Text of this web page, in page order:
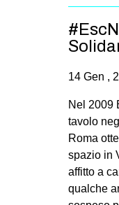
14 Gen ,
Nel 2009
tavolo
Roma
spazio in
affitto a
qualche